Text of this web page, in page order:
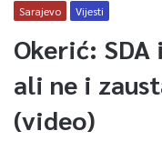
Sarajevo Vijesti
Okerić:
ali ne i
(video)